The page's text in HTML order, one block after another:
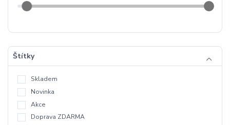
Štítky
Skladem
Novinka
Akce
Doprava ZDARMA